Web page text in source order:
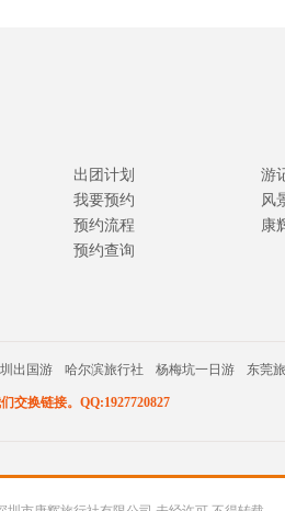
出团计划
我要预约
预约流程
预约查询
游
风
康
出国游 哈尔滨旅行社 杨梅坑一日游 东莞
交换链接。QQ:1927720827